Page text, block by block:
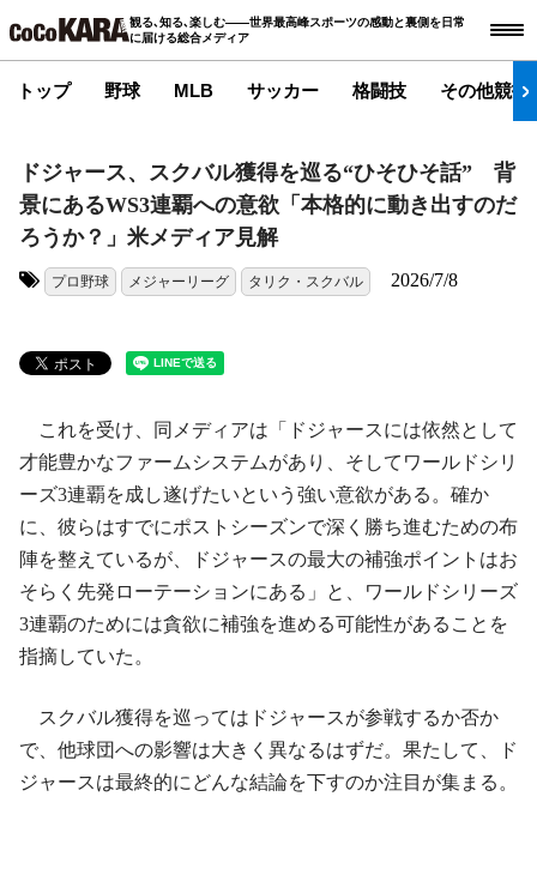
観る､知る､楽しむ――世界最高峰スポーツの感動と裏側を日常
に届ける総合メディア
トップ 野球 MLB サッカー 格闘技 その他競技
ドジャース、スクバル獲得を巡る“ひそひそ話” 背
景にあるWS3連覇への意欲「本格的に動き出すのだ
ろうか？」米メディア見解
プロ野球 メジャーリーグ タリク・スクバル 2026/7/8
これを受け、同メディアは「ドジャースには依然として
才能豊かなファームシステムがあり、そしてワールドシリ
ーズ3連覇を成し遂げたいという強い意欲がある。確か
に、彼らはすでにポストシーズンで深く勝ち進むための布
陣を整えているが、ドジャースの最大の補強ポイントはお
そらく先発ローテーションにある」と、ワールドシリーズ
3連覇のためには貪欲に補強を進める可能性があることを
指摘していた。
スクバル獲得を巡ってはドジャースが参戦するか否か
で、他球団への影響は大きく異なるはずだ。果たして、ド
ジャースは最終的にどんな結論を下すのか注目が集まる。